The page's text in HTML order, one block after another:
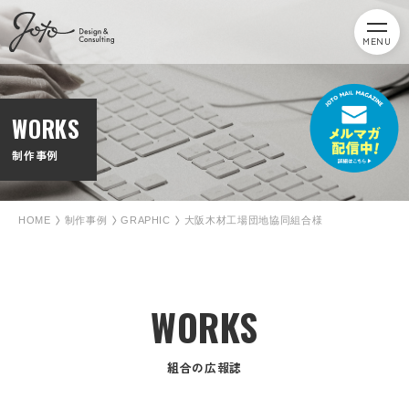
MENU
WORKS
制作事例
HOME 制作事例 GRAPHIC 大阪木材工場団地協同組合様
WORKS
組合の広報誌